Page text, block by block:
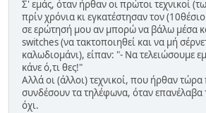
Σ' εμάς, όταν ήρθαν οι πρώτοι τεχνικοί
πρίν χρόνια κι εγκατέστησαν τον
σε ερώτησή μου αν μπορώ να βάλω μέσα
switches (να τακτοποιηθεί και να μή
καλωδιομάνι), είπαν: "- Να τελειώσουμε
κάνε ό,τι θες!"
Αλλά οι (άλλοι) τεχνικοί, που ήρθαν
συνδέσουν τα τηλέφωνα, όταν επανέλαβα
όχι.